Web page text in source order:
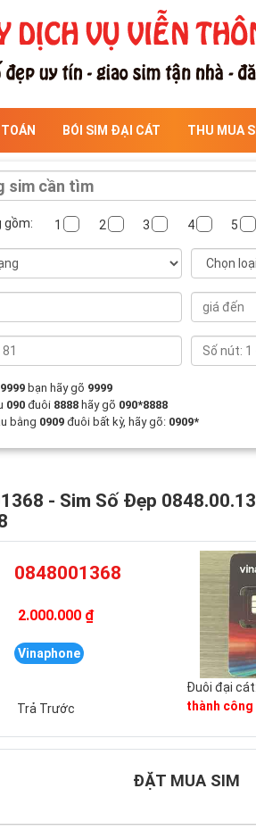
BÓI SIM ĐẠI CÁT THU MUA
gồm: 1 2 3 4 5
9999 bạn hãy gõ 9999
090đuôi 8888 hãy gõ 090*8888
bằng 0909 đuôi bất kỳ, hãy gõ: 0909*
- Sim Số Đẹp
0848001368
2.000.000 ₫
Vinaphone
Trả Trước
Đuôi đại cát:
thành công
ĐẶT MUA SIM